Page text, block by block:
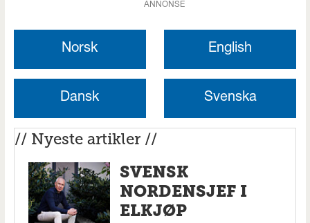
ANNONSE
Norsk English
Dansk Svenska
// Nyeste artikler //
SVENSK
NORDENSJEF I
ELKJØP